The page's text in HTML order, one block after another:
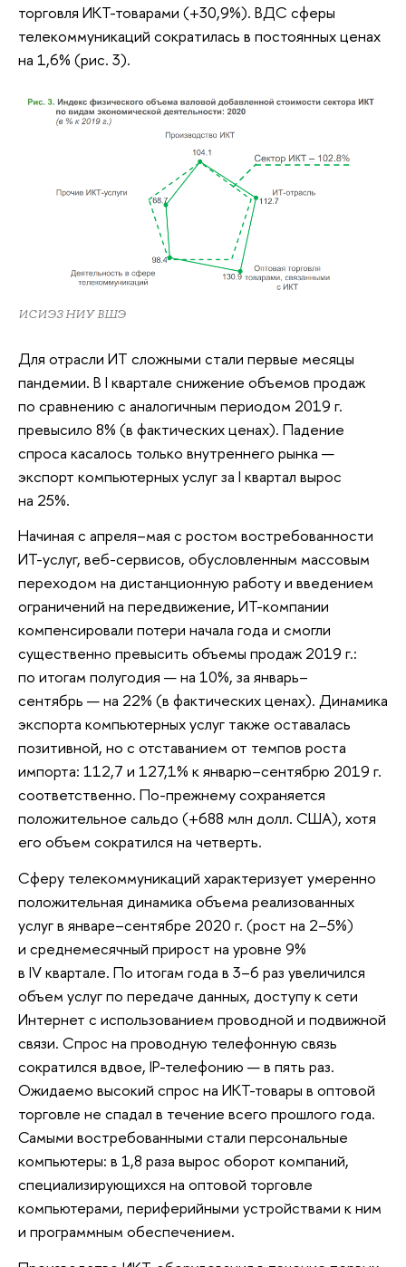
торговля ИКТ-товарами (+30,9%). ВДС сферы
телекоммуникаций сократилась в постоянных ценах
на 1,6% (рис. 3).
ИСИЭЗ НИУ ВШЭ
Для отрасли ИТ сложными стали первые месяцы
пандемии. В I квартале снижение объемов продаж
по сравнению с аналогичным периодом 2019 г.
превысило 8% (в фактических ценах). Падение
спроса касалось только внутреннего рынка —
экспорт компьютерных услуг за I квартал вырос
на 25%.
Начиная с апреля–мая с ростом востребованности
ИТ-услуг, веб-сервисов, обусловленным массовым
переходом на дистанционную работу и введением
ограничений на передвижение, ИТ-компании
компенсировали потери начала года и смогли
существенно превысить объемы продаж 2019 г.:
по итогам полугодия — на 10%, за январь–
сентябрь — на 22% (в фактических ценах). Динамика
экспорта компьютерных услуг также оставалась
позитивной, но с отставанием от темпов роста
импорта: 112,7 и 127,1% к январю–сентябрю 2019 г.
соответственно. По-прежнему сохраняется
положительное сальдо (+688 млн долл. США), хотя
его объем сократился на четверть.
Сферу телекоммуникаций характеризует умеренно
положительная динамика объема реализованных
услуг в январе–сентябре 2020 г. (рост на 2–5%)
и среднемесячный прирост на уровне 9%
в IV квартале. По итогам года в 3–6 раз увеличился
объем услуг по передаче данных, доступу к сети
Интернет с использованием проводной и подвижной
связи. Спрос на проводную телефонную связь
сократился вдвое, IР-телефонию — в пять раз.
Ожидаемо высокий спрос на ИКТ-товары в оптовой
торговле не спадал в течение всего прошлого года.
Самыми востребованными стали персональные
компьютеры: в 1,8 раза вырос оборот компаний,
специализирующихся на оптовой торговле
компьютерами, периферийными устройствами к ним
и программным обеспечением.